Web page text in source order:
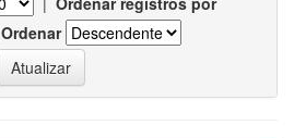
Ordenar